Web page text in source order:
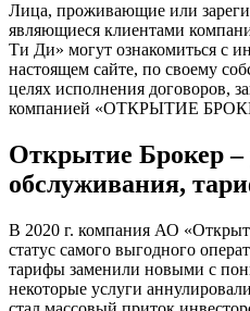
Лица, проживающие или
являющиеся клиентами
Ти Ди» могут ознакомиться с
настоящем сайте, по своему
целях исполнения договоров,
компанией «ОТКРЫТИЕ
Открытие Брокер –
обслуживания,
В 2020 г. компания АО
статус самого выгодного
тарифы заменили новыми с
некоторые услуги